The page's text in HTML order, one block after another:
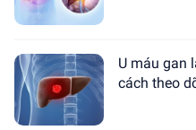
U máu gan
cách theo